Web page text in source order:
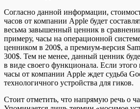
Согласно данной информации,
часов от компании Apple будет
весьма завышенный ценник в
примеру, часы на операционной
ценником в 200$, а премиум-версия
300$. Тем не менее, данный ценник
в виде своего функционала. Если этого
часы от компании Apple ждет судьба
технологичного устройства для гиков.
Стоит отметить, что напрямую речь о